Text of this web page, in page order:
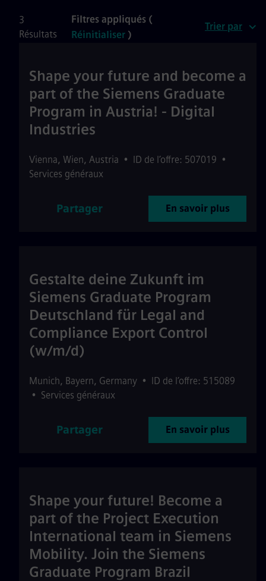
3
Résultats
Filtres appliqués (
Réinitialiser)
Trier par
Shape your future and become a
part of the Siemens Graduate
Program in Austria! - Digital
Industries
Vienna, Wien, Austria • ID de l’offre: 507019 •
Services généraux
Partager En savoir plus
Gestalte deine Zukunft im
Siemens Graduate Program
Deutschland für Legal and
Compliance Export Control
(w/m/d)
Munich, Bayern, Germany • ID de l’offre: 515089
• Services généraux
Partager En savoir plus
Shape your future! Become a
part of the Project Execution
International team in Siemens
Mobility. Join the Siemens
Graduate Program Brazil